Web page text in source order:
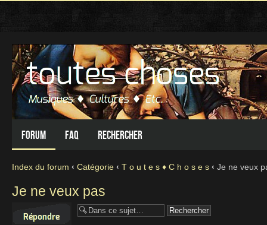
Forum FAQ Rechercher
Index du forum ‹ Catégorie ‹ T o u t e s ♦ C h o s e s ‹ Je ne veux
Je ne veux pas